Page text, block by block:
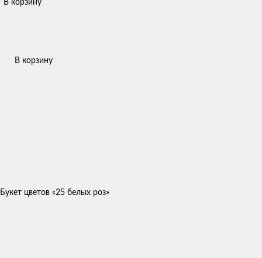
В корзину
В корзину
Букет цветов «25 белых роз»